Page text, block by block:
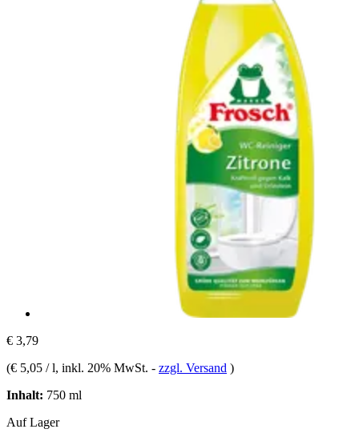
€ 3,79
(€ 5,05 / l, inkl. 20% MwSt. - zzgl. Versand )
Inhalt: 750 ml
Auf Lager